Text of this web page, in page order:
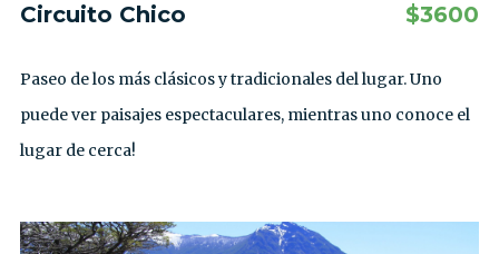
Circuito Chico $3600
Paseo de los más clásicos y tradicionales del lugar. Uno
puede ver paisajes espectaculares, mientras uno conoce el
lugar de cerca!